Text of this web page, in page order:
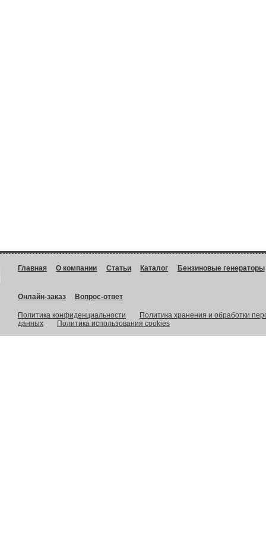
Главная О компании Статьи Каталог Бензиновые генераторы
Онлайн-заказ Вопрос-ответ
Политика конфиденциальности
Политика хранения и обработки
данных
Политика использования cookies